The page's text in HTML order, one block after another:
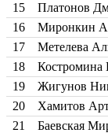
15
Платонов
16
Миронкин
17
Метелева
18
Костромина
19
Жигунов
20
Хамитов
21
Баевская